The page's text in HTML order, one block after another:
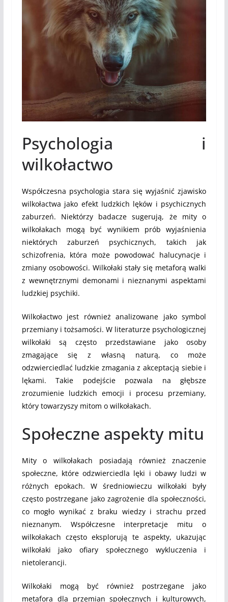
Psychologia i
wilkołactwo
Współczesna psychologia stara się wyjaśnić zjawisko
wilkołactwa jako efekt ludzkich lęków i psychicznych
zaburzeń. Niektórzy badacze sugerują, że mity o
wilkołakach mogą być wynikiem prób wyjaśnienia
niektórych zaburzeń psychicznych, takich jak
schizofrenia, która może powodować halucynacje i
zmiany osobowości. Wilkołaki stały się metaforą walki
z wewnętrznymi demonami i nieznanymi aspektami
ludzkiej psychiki.
Wilkołactwo jest również analizowane jako symbol
przemiany i tożsamości. W literaturze psychologicznej
wilkołaki są często przedstawiane jako osoby
zmagające się z własną naturą, co może
odzwierciedlać ludzkie zmagania z akceptacją siebie i
lękami. Takie podejście pozwala na głębsze
zrozumienie ludzkich emocji i procesu przemiany,
który towarzyszy mitom o wilkołakach.
Społeczne aspekty mitu
Mity o wilkołakach posiadają również znaczenie
społeczne, które odzwierciedla lęki i obawy ludzi w
różnych epokach. W średniowieczu wilkołaki były
często postrzegane jako zagrożenie dla społeczności,
co mogło wynikać z braku wiedzy i strachu przed
nieznanym. Współczesne interpretacje mitu o
wilkołakach często eksplorują te aspekty, ukazując
wilkołaki jako ofiary społecznego wykluczenia i
nietolerancji.
Wilkołaki mogą być również postrzegane jako
metafora dla przemian społecznych i kulturowych,